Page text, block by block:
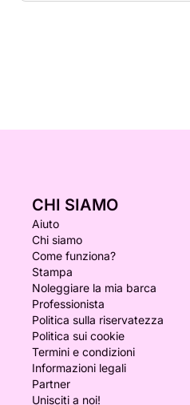
CHI SIAMO
Aiuto
Chi siamo
Come funziona?
Stampa
Noleggiare la mia barca
Professionista
Politica sulla riservatezza
Politica sui cookie
Termini e condizioni
Informazioni legali
Partner
Unisciti a noi!